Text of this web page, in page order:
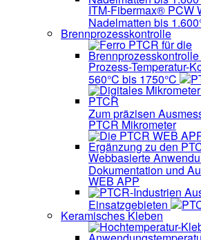
ITM-Fibermax® PCW
Nadelmatten bis
Brennprozesskontrolle
Prozess-Temperatur-
560°C bis 1750°C
Zum präzisen
PTCR Mikrometer
Webbasierte
Dokumentation und
WEB APP
Einsatzgebieten
Keramisches Kleben